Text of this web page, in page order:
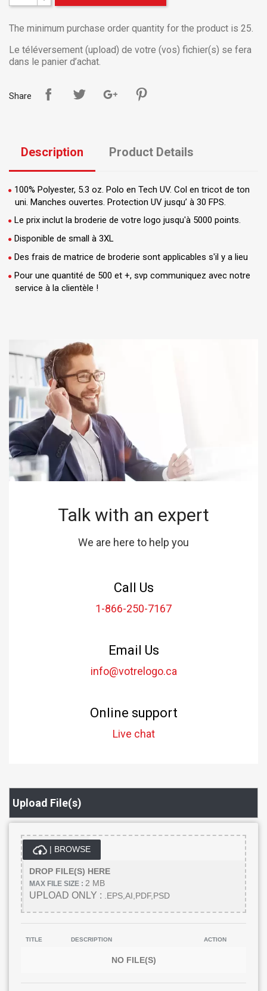
The minimum purchase order quantity for the product is 25.
Le téléversement (upload) de votre (vos) fichier(s) se fera
dans le panier d’achat.
Share
Description Product Details
100% Polyester, 5.3 oz. Polo en Tech UV. Col en tricot de ton
uni. Manches ouvertes. Protection UV jusqu’ à 30 FPS.
Le prix inclut la broderie de votre logo jusqu'à 5000 points.
Disponible de small à 3XL
Des frais de matrice de broderie sont applicables s'il y a lieu
Pour une quantité de 500 et +, svp communiquez avec notre
service à la clientèle !
Talk with an expert
We are here to help you
Call Us
1-866-250-7167
Email Us
info@votrelogo.ca
Online support
Live chat
Upload File(s)
| BROWSE
DROP FILE(S) HERE
MAX FILE SIZE : 2 MB
UPLOAD ONLY : .EPS,AI,PDF,PSD
TITLE DESCRIPTION ACTION
NO FILE(S)